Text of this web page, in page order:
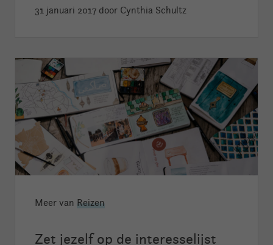
31 januari 2017 door Cynthia Schultz
Meer van Reizen
Zet jezelf op de interesselijst